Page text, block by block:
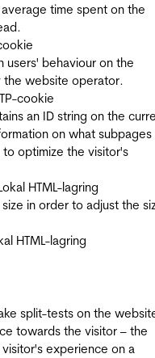
time spent on the
users' behaviour on the
the website operator.
cookie
an ID string on the
on what
optimize the visitor's
HTML-lagring
in order to adjust the
HTML-lagring
split-tests on the
towards the visitor – the
experience on a